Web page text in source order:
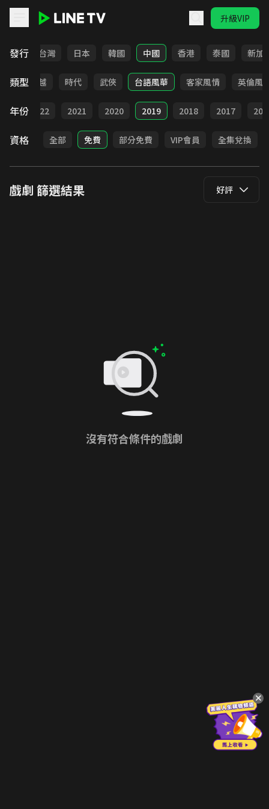
升級VIP
發行
全部 台灣 日本 韓國 中國 香港 泰國 新加
類型
俠 穿越 時代 武俠 台語風華 客家風情 英倫風
年份 2022 2021 2020 2019 2018 2017
資格 全部 免費 部分免費 VIP會員 全集兌換
戲劇 篩選結果 好評
沒有符合條件的戲劇